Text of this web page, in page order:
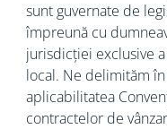
sunt guvernate de
împreună cu
jurisdicției exclusive
local. Ne delimităm
aplicabilitatea
contractelor de